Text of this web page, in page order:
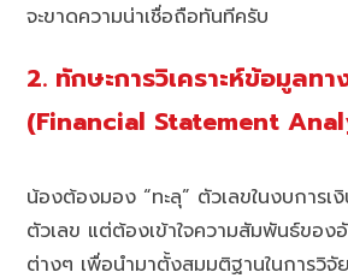
จะขาดความน่าเชื่อถือทันทีครับ
2. ทักษะการวิเคราะห์ข้อมูลทา
(Financial Statement
น้องต้องมอง “ทะลุ” ตัวเลขในงบการเงิ
ตัวเลข แต่ต้องเข้าใจความสัมพันธ์ของ
ต่างๆ เพื่อนำมาตั้งสมมติฐานในการวิจั